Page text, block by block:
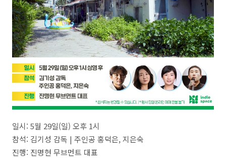
일시: 5월 29일(일) 오후 1시
참석: 김기성 감독 | 주인공 홍덕은, 지은숙
진행: 진명현 무브먼트 대표